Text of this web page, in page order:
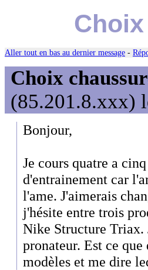
Aller tout en bas au dernier message -
Choix
(85.201.8.xxx)
Bonjour,
Je cours quatre a
d'entrainement car
l'ame. J'aimerais
j'hésite entre trois
Nike Structure Triax.
pronateur. Est ce
modèles et me dire